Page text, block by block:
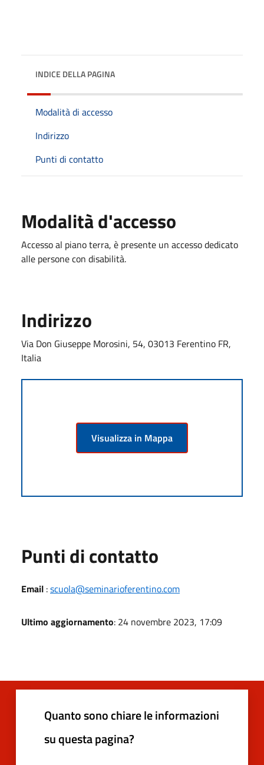
INDICE DELLA PAGINA
Modalità di accesso
Indirizzo
Punti di contatto
Modalità d'accesso
Accesso al piano terra, è presente un accesso dedicato
alle persone con disabilità.
Indirizzo
Via Don Giuseppe Morosini, 54, 03013 Ferentino FR,
Italia
Visualizza in Mappa
Punti di contatto
Email :scuola@seminarioferentino.com
Ultimo aggiornamento: 24 novembre 2023, 17:09
Quanto sono chiare le informazioni
su questa pagina?